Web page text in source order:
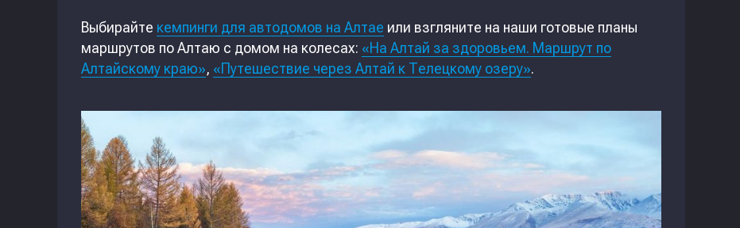
Выбирайте кемпинги для автодомов на Алтае или взгляните на наши готовые планы
маршрутов по Алтаю с домом на колесах: «На Алтай за здоровьем. Маршрут по
Алтайскому краю», «Путешествие через Алтай к Телецкому озеру».